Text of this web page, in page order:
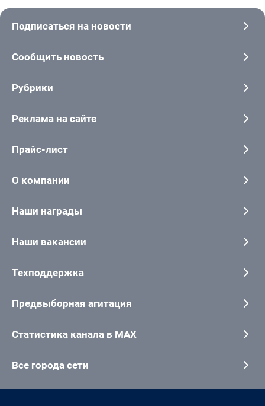
Подписаться на новости
Сообщить новость
Рубрики
Реклама на сайте
Прайс-лист
О компании
Наши награды
Наши вакансии
Техподдержка
Предвыборная агитация
Статистика канала в MAX
Все города сети